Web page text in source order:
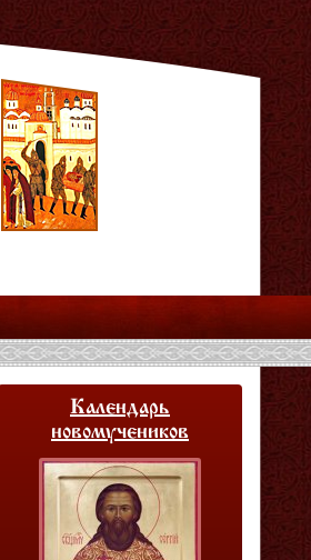
Календарь
новомучеников